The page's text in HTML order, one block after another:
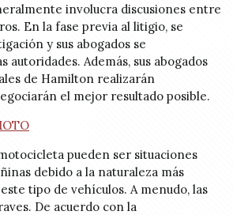
involucra discusiones entre
En la fase previa al litigio, se
y sus abogados se
autoridades. Además, sus abogados
de Hamilton realizarán
el mejor resultado posible.
pueden ser situaciones
debido a la naturaleza más
tipo de vehículos. A menudo, las
De acuerdo con la